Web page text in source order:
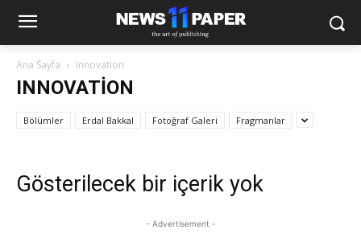
Ana Sayfa Innovation
INNOVATION
Bölümler Erdal Bakkal Fotoğraf Galeri Fragmanlar
Gösterilecek bir içerik yok
- Advertisement -